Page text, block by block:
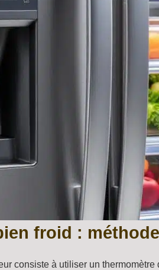
froid :
consiste à utiliser un